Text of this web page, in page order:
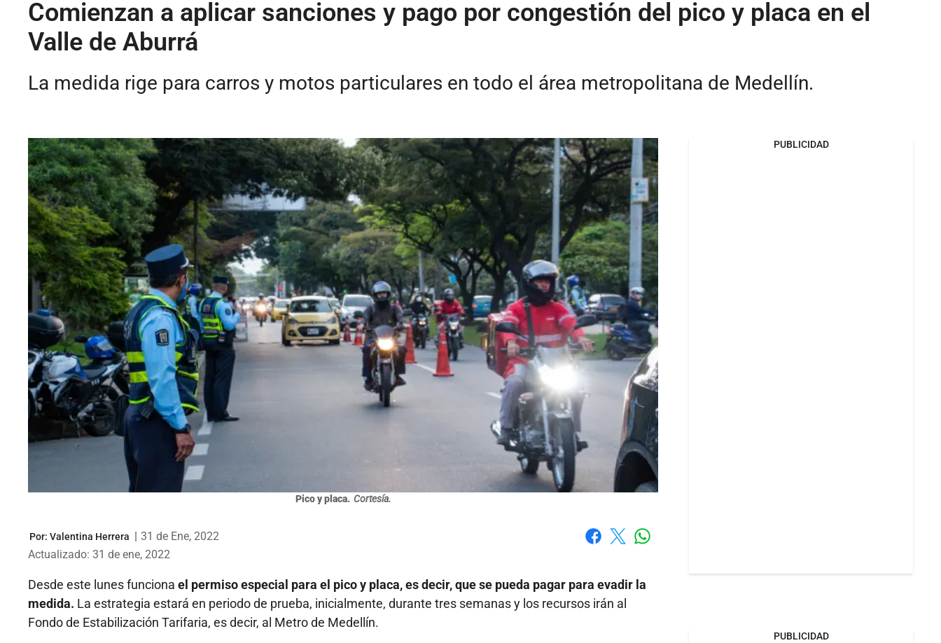
Comienzan a aplicar sanciones y pago por congestión del pico y placa en el
Valle de Aburrá
La medida rige para carros y motos particulares en todo el área metropolitana de Medellín.
Pico y placa. Cortesía.
Por: Valentina Herrera | 31 de Ene, 2022
Actualizado: 31 de ene, 2022
Desde este lunes funciona el permiso especial para el pico y placa, es decir, que se pueda pagar para evadir la
medida. La estrategia estará en periodo de prueba, inicialmente, durante tres semanas y los recursos irán al
Fondo de Estabilización Tarifaria, es decir, al Metro de Medellín.
PUBLICIDAD
PUBLICIDAD